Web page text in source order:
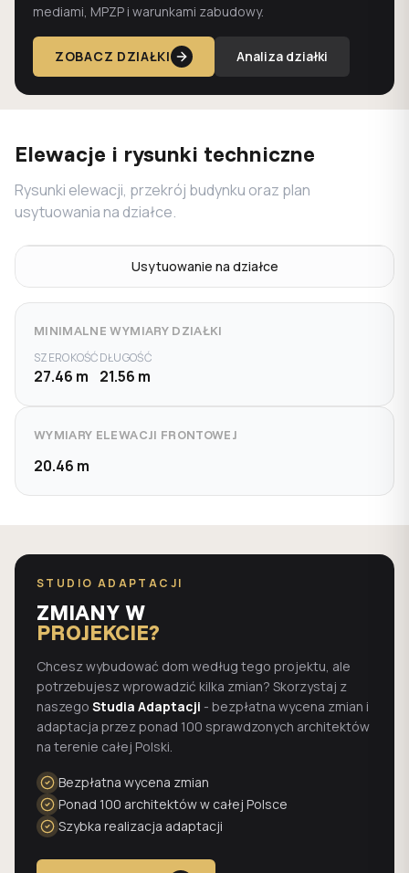
mediami, MPZP i warunkami zabudowy.
ZOBACZ DZIAŁKI Analiza działki
Elewacje i rysunki techniczne
Rysunki elewacji, przekrój budynku oraz plan
usytuowania na działce.
Usytuowanie na działce
MINIMALNE WYMIARY DZIAŁKI
SZEROKOŚĆ
27.46 m
DŁUGOŚĆ
21.56 m
WYMIARY ELEWACJI FRONTOWEJ
20.46 m
STUDIO ADAPTACJI
ZMIANY W
PROJEKCIE?
Chcesz wybudować dom według tego projektu, ale
potrzebujesz wprowadzić kilka zmian? Skorzystaj z
naszego Studia Adaptacji - bezpłatna wycena zmian i
adaptacja przez ponad 100 sprawdzonych architektów
na terenie całej Polski.
Bezpłatna wycena zmian
Ponad 100 architektów w całej Polsce
Szybka realizacja adaptacji